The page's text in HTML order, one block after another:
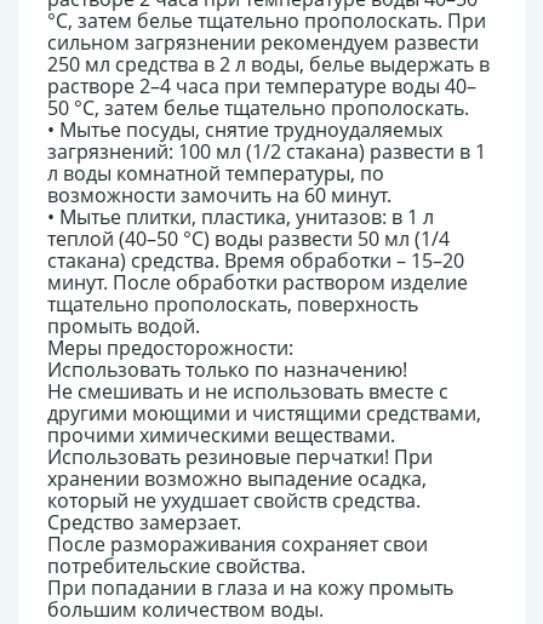
°С, затем белье тщательно прополоскать. При
сильном загрязнении рекомендуем развести
250 мл средства в 2 л воды, белье выдержать в
растворе 2–4 часа при температуре воды 40–
50 °С, затем белье тщательно прополоскать.
• Мытье посуды, снятие трудноудаляемых
загрязнений: 100 мл (1/2 стакана) развести в 1
л воды комнатной температуры, по
возможности замочить на 60 минут.
• Мытье плитки, пластика, унитазов: в 1 л
теплой (40–50 °С) воды развести 50 мл (1/4
стакана) средства. Время обработки – 15–20
минут. После обработки раствором изделие
тщательно прополоскать, поверхность
промыть водой.
Меры предосторожности:
Использовать только по назначению!
Не смешивать и не использовать вместе с
другими моющими и чистящими средствами,
прочими химическими веществами.
Использовать резиновые перчатки! При
хранении возможно выпадение осадка,
который не ухудшает свойств средства.
Средство замерзает.
После размораживания сохраняет свои
потребительские свойства.
При попадании в глаза и на кожу промыть
большим количеством воды.